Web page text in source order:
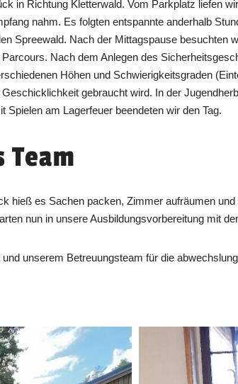
in Richtung Kletterwald. Vom Parkplatz liefen
nahm. Es folgten entspannte anderhalb
Spreewald. Nach der Mittagspause besuchten
Nach dem Anlegen des
Höhen und Schwierigkeitsgraden
gebraucht wird. In der
Spielen am Lagerfeuer beendeten wir den Tag.
Team
hieß es Sachen packen, Zimmer aufräumen
nun in unsere Ausbildungsvorbereitung mit
unserem Betreuungsteam für die